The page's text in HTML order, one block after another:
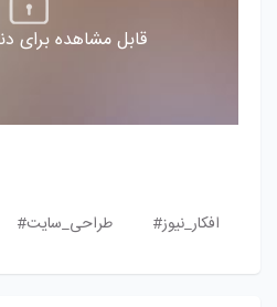
قابل مشاهده برای
افکار_نیوز# طراحی_سایت#